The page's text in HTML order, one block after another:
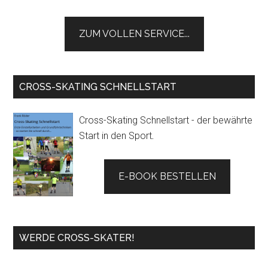
ZUM VOLLEN SERVICE...
CROSS-SKATING SCHNELLSTART
Cross-Skating Schnellstart - der bewährte
Start in den Sport.
E-BOOK BESTELLEN
WERDE CROSS-SKATER!